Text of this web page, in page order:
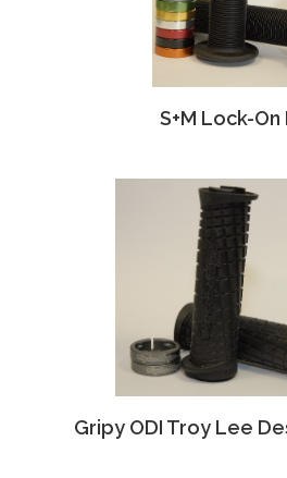
S+M Lock-On
Gripy ODI Troy Lee